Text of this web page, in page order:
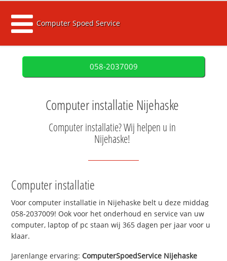
Computer Spoed Service
058-2037009
Computer installatie Nijehaske
Computer installatie? Wij helpen u in
Nijehaske!
Computer installatie
Voor computer installatie in Nijehaske belt u deze middag
058-2037009! Ook voor het onderhoud en service van uw
computer, laptop of pc staan wij 365 dagen per jaar voor u
klaar.
Jarenlange ervaring:ComputerSpoedService Nijehaske